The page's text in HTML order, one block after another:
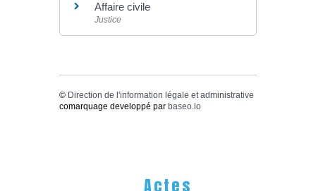
Affaire civile
Justice
© Direction de l'information légale et administrative
comarquage developpé par baseo.io
Actes